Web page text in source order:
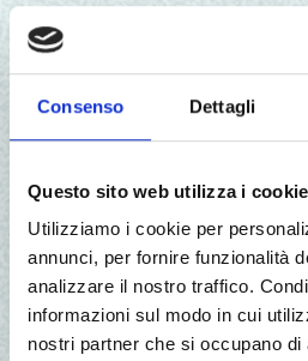
Consenso Dettagli
Questo sito web utilizza i cookie
Utilizziamo i cookie per
annunci, per fornire funzionalità
analizzare il nostro traffico.
informazioni sul modo in cui
nostri partner che si occupano di
Dove:Prà Piganzo
SPETTACOLO
storia e leggenda”
Veneto per eredità Uber